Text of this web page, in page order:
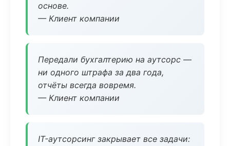
основе.
— Клиент компании
Передали бухгалтерию на аутсорс —
ни одного штрафа за два года,
отчёты всегда вовремя.
— Клиент компании
IT-аутсорсинг закрывает все задачи: